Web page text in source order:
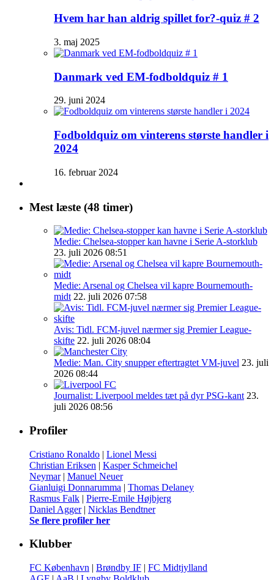
Hvem har han aldrig spillet for?-quiz # 2
3. maj 2025
Danmark ved EM-fodboldquiz # 1
29. juni 2024
Fodboldquiz om vinterens største handler i
2024
16. februar 2024
Mest læste (48 timer)
Medie: Chelsea-stopper kan havne i Serie A-storklub
23. juli 2026 08:51
Medie: Arsenal og Chelsea vil kapre Bournemouth-
midt 22. juli 2026 07:58
Avis: Tidl. FCM-juvel nærmer sig Premier League-
skifte 22. juli 2026 08:04
Medie: Man. City snupper eftertragtet VM-juvel 23. juli
2026 08:44
Journalist: Liverpool meldes tæt på dyr PSG-kant 23.
juli 2026 08:56
Profiler
Cristiano Ronaldo | Lionel Messi
Christian Eriksen | Kasper Schmeichel
Neymar| Manuel Neuer
Gianluigi Donnarumma | Thomas Delaney
Rasmus Falk | Pierre-Emile Højbjerg
Daniel Agger| Nicklas Bendtner
Se flere profiler her
Klubber
FC København | Brøndby IF | FC Midtjylland